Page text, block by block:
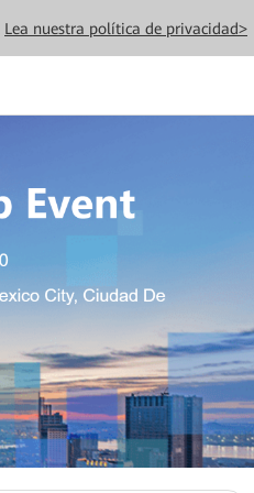
Lea nuestra política de privacidad>